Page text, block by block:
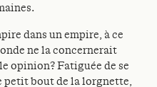
dans un empire, à ce
ne la concernerait
opinion? Fatiguée de se
petit bout de la lorgnette,